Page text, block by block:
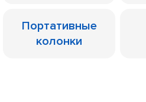
Портативные
колонки